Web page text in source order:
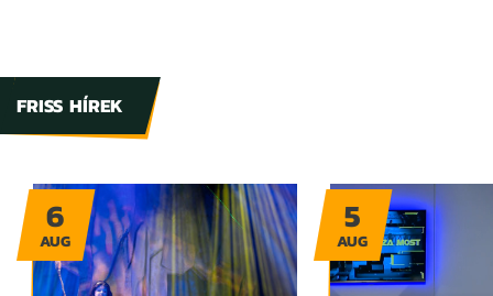
FRISS HÍREK
6
AUG
5
AUG